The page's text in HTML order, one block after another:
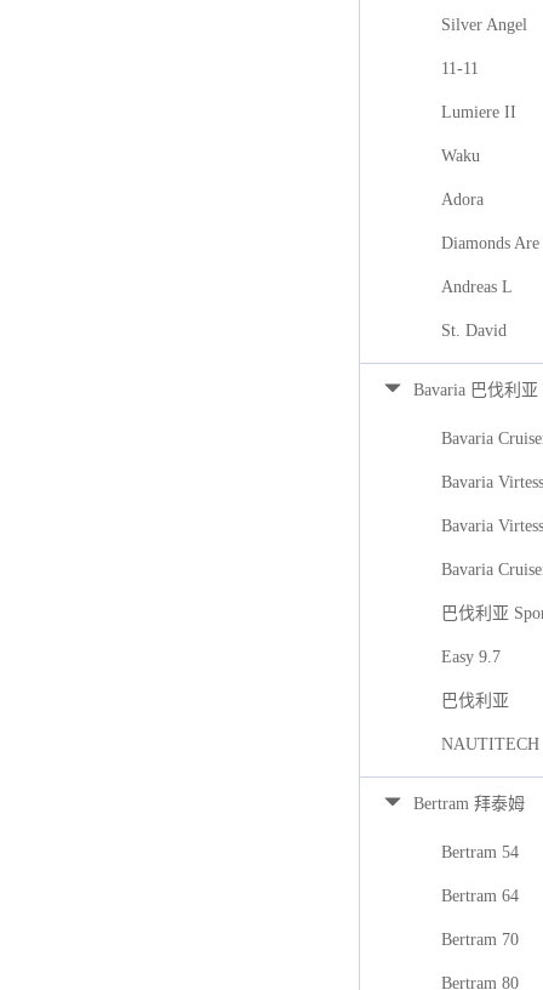
Silver Angel
11-11
Lumiere II
Waku
Adora
Diamonds
Andreas L
St. David
Bavaria 巴伐利亚
Bavaria
Bavaria
Bavaria
Bavaria
巴伐利亚
Easy 9.7
巴伐利亚
NAUTITECH
Bertram 拜泰姆
Bertram 54
Bertram 64
Bertram 70
Bertram 80